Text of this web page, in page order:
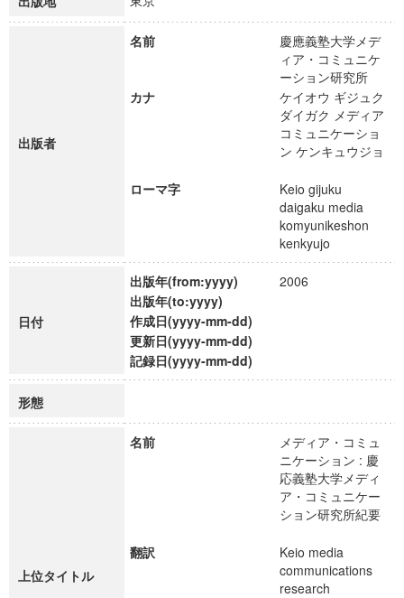
出版者
名前
慶應義塾大学メデ
ィア・コミュニケ
ーション研究所
カナ
ケイオウ ギジュク
ダイガク メディア
コミュニケーショ
ン ケンキュウジョ
ローマ字
Keio gijuku
daigaku media
komyunikeshon
kenkyujo
日付
出版年(from:yyyy)
2006
出版年(to:yyyy)
作成日(yyyy-mm-dd)
更新日(yyyy-mm-dd)
記録日(yyyy-mm-dd)
形態
上位タイトル
名前
メディア・コミュ
ニケーション : 慶
応義塾大学メディ
ア・コミュニケー
ション研究所紀要
翻訳
Keio media
communications
research